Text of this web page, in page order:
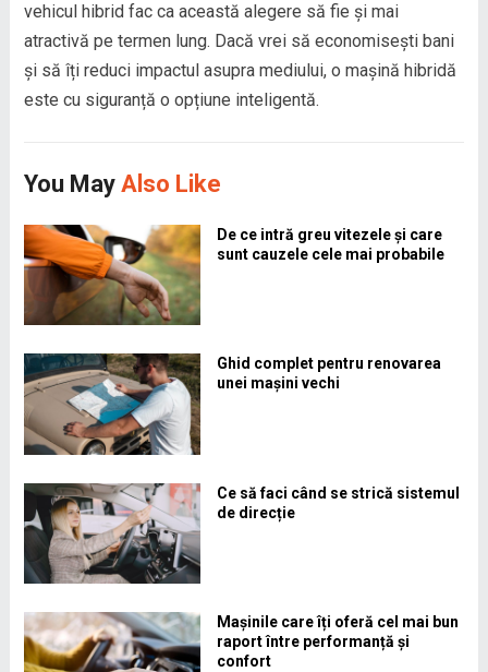
vehicul hibrid fac ca această alegere să fie și mai
atractivă pe termen lung. Dacă vrei să economisești bani
și să îți reduci impactul asupra mediului, o mașină hibridă
este cu siguranță o opțiune inteligentă.
You May Also Like
De ce intră greu vitezele și care
sunt cauzele cele mai probabile
Ghid complet pentru renovarea
unei mașini vechi
Ce să faci când se strică sistemul
de direcție
Mașinile care îți oferă cel mai bun
raport între performanță și
confort